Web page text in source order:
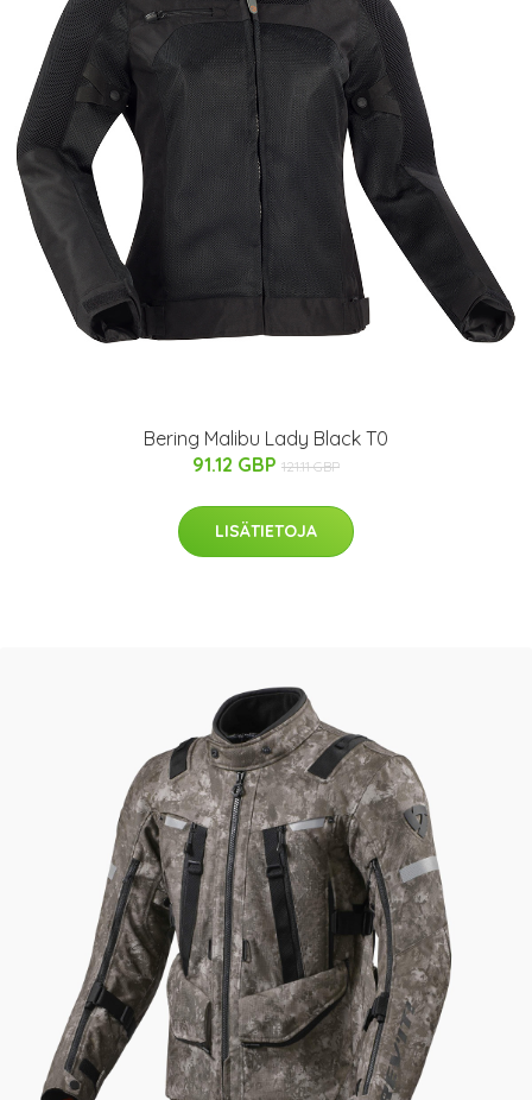
Bering Malibu Lady Black T0
91.12 GBP 121.11 GBP
LISÄTIETOJA